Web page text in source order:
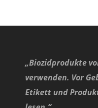
„Biozidprodukte
verwenden. Vor
Etikett und